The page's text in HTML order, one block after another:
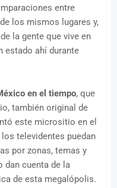
entre
los mismos lugares y,
la gente que vive en
estado ahí durante
en el tiempo, que
también original de
este micrositio en el
televidentes puedan
por zonas, temas y
dan cuenta de la
de esta megalópolis.